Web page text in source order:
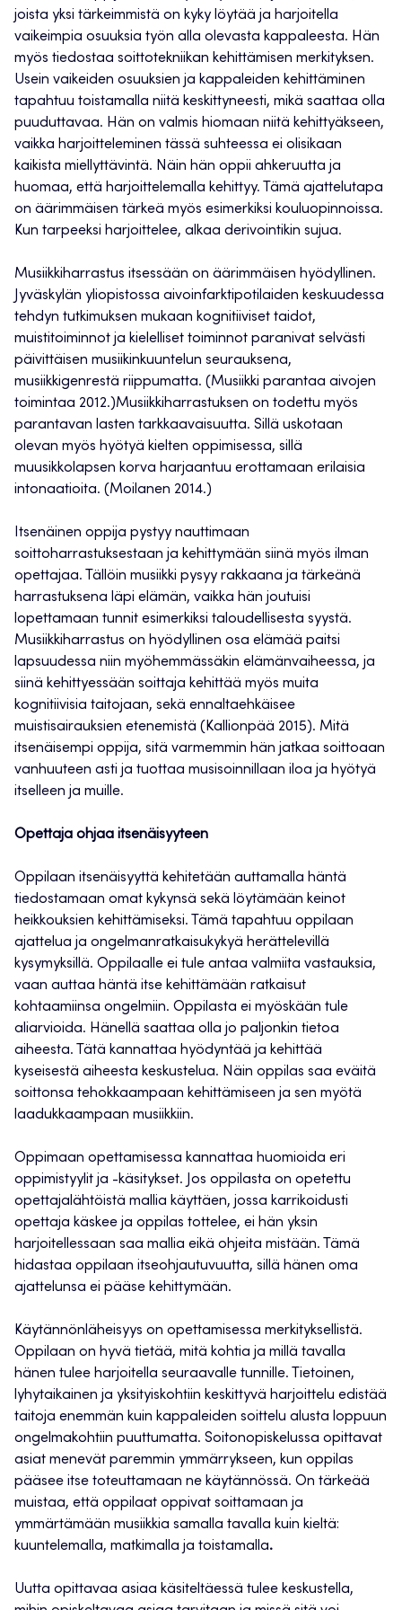
joista yksi tärkeimmistä on kyky löytää ja harjoitella
vaikeimpia osuuksia työn alla olevasta kappaleesta. Hän
myös tiedostaa soittotekniikan kehittämisen merkityksen.
Usein vaikeiden osuuksien ja kappaleiden kehittäminen
tapahtuu toistamalla niitä keskittyneesti, mikä saattaa olla
puuduttavaa. Hän on valmis hiomaan niitä kehittyäkseen,
vaikka harjoitteleminen tässä suhteessa ei olisikaan
kaikista miellyttävintä. Näin hän oppii ahkeruutta ja
huomaa, että harjoittelemalla kehittyy. Tämä ajattelutapa
on äärimmäisen tärkeä myös esimerkiksi kouluopinnoissa.
Kun tarpeeksi harjoittelee, alkaa derivointikin sujua.
Musiikkiharrastus itsessään on äärimmäisen hyödyllinen.
Jyväskylän yliopistossa aivoinfarktipotilaiden keskuudessa
tehdyn tutkimuksen mukaan kognitiiviset taidot,
muistitoiminnot ja kielelliset toiminnot paranivat selvästi
päivittäisen musiikinkuuntelun seurauksena,
musiikkigenrestä riippumatta. (Musiikki parantaa aivojen
toimintaa 2012.)Musiikkiharrastuksen on todettu myös
parantavan lasten tarkkaavaisuutta. Sillä uskotaan
olevan myös hyötyä kielten oppimisessa, sillä
muusikkolapsen korva harjaantuu erottamaan erilaisia
intonaatioita. (Moilanen 2014.)
Itsenäinen oppija pystyy nauttimaan
soittoharrastuksestaan ja kehittymään siinä myös ilman
opettajaa. Tällöin musiikki pysyy rakkaana ja tärkeänä
harrastuksena läpi elämän, vaikka hän joutuisi
lopettamaan tunnit esimerkiksi taloudellisesta syystä.
Musiikkiharrastus on hyödyllinen osa elämää paitsi
lapsuudessa niin myöhemmässäkin elämänvaiheessa, ja
siinä kehittyessään soittaja kehittää myös muita
kognitiivisia taitojaan, sekä ennaltaehkäisee
muistisairauksien etenemistä (Kallionpää 2015). Mitä
itsenäisempi oppija, sitä varmemmin hän jatkaa soittoaan
vanhuuteen asti ja tuottaa musisoinnillaan iloa ja hyötyä
itselleen ja muille.
Opettaja ohjaa itsenäisyyteen
Oppilaan itsenäisyyttä kehitetään auttamalla häntä
tiedostamaan omat kykynsä sekä löytämään keinot
heikkouksien kehittämiseksi. Tämä tapahtuu oppilaan
ajattelua ja ongelmanratkaisukykyä herättelevillä
kysymyksillä. Oppilaalle ei tule antaa valmiita vastauksia,
vaan auttaa häntä itse kehittämään ratkaisut
kohtaamiinsa ongelmiin. Oppilasta ei myöskään tule
aliarvioida. Hänellä saattaa olla jo paljonkin tietoa
aiheesta. Tätä kannattaa hyödyntää ja kehittää
kyseisestä aiheesta keskustelua. Näin oppilas saa eväitä
soittonsa tehokkaampaan kehittämiseen ja sen myötä
laadukkaampaan musiikkiin.
Oppimaan opettamisessa kannattaa huomioida eri
oppimistyylit ja -käsitykset. Jos oppilasta on opetettu
opettajalähtöistä mallia käyttäen, jossa karrikoidusti
opettaja käskee ja oppilas tottelee, ei hän yksin
harjoitellessaan saa mallia eikä ohjeita mistään. Tämä
hidastaa oppilaan itseohjautuvuutta, sillä hänen oma
ajattelunsa ei pääse kehittymään.
Käytännönläheisyys on opettamisessa merkityksellistä.
Oppilaan on hyvä tietää, mitä kohtia ja millä tavalla
hänen tulee harjoitella seuraavalle tunnille. Tietoinen,
lyhytaikainen ja yksityiskohtiin keskittyvä harjoittelu edistää
taitoja enemmän kuin kappaleiden soittelu alusta loppuun
ongelmakohtiin puuttumatta. Soitonopiskelussa opittavat
asiat menevät paremmin ymmärrykseen, kun oppilas
pääsee itse toteuttamaan ne käytännössä. On tärkeää
muistaa, että oppilaat oppivat soittamaan ja
ymmärtämään musiikkia samalla tavalla kuin kieltä:
kuuntelemalla, matkimalla ja toistamalla.
Uutta opittavaa asiaa käsiteltäessä tulee keskustella,